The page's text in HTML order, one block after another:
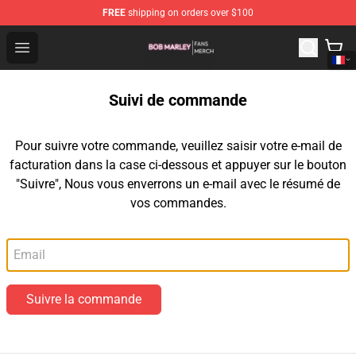
FREE shipping on orders over $100
Open menu
Bob Marley Shop - Official Bob Marley Merchandise
Suivi de commande
Pour suivre votre commande, veuillez saisir votre e-mail de
facturation dans la case ci-dessous et appuyer sur le bouton
"Suivre", Nous vous enverrons un e-mail avec le résumé de
vos commandes.
Suivre la commande